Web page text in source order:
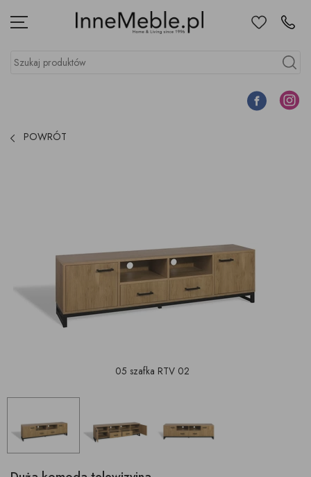
Menu UlubioneKontakt
Szukaj produktów
Szukaj
Facebook
POWRÓT
05 szafka RTV 02